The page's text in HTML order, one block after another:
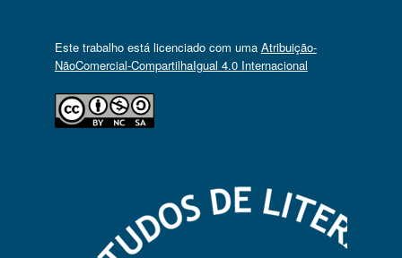
Este trabalho está licenciado com uma Atribuição-
NãoComercial-CompartilhaIgual 4.0 Internacional